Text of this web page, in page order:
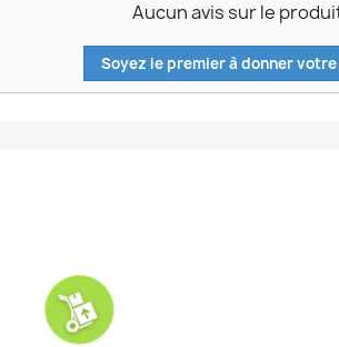
Aucun avis sur le
Soyez le premier à donner votre